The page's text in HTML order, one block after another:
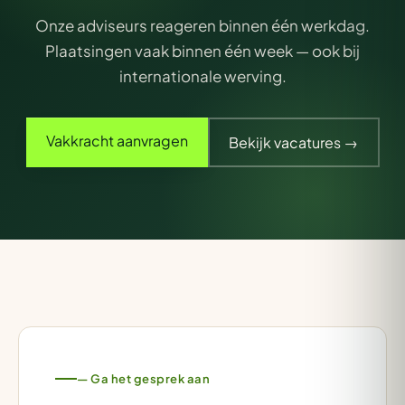
Onze adviseurs reageren binnen één werkdag.
Plaatsingen vaak binnen één week — ook bij
internationale werving.
Vakkracht aanvragen Bekijk vacatures →
— Ga het gesprek aan